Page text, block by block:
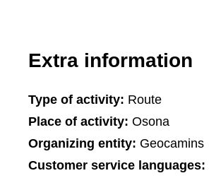
Extra information
Type of activity: Route
Place of activity: Osona
Organizing entity: Geocamins
Customer service languages: